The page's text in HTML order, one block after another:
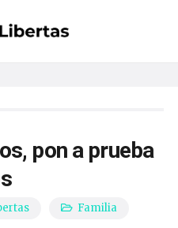
pon a prueba
Familia